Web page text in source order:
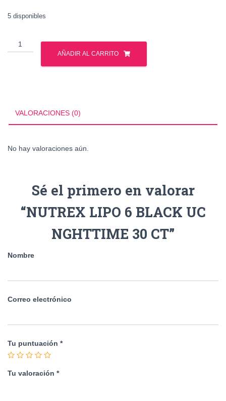
5 disponibles
NUTREX
LIPO
AÑADIR AL CARRITO
VALORACIONES (0)
No hay valoraciones aún.
Sé el primero en valorar
“NUTREX LIPO 6 BLACK UC
NGHTTIME 30 CT”
Nombre
Correo electrónico
Tu puntuación *
Tu valoración *